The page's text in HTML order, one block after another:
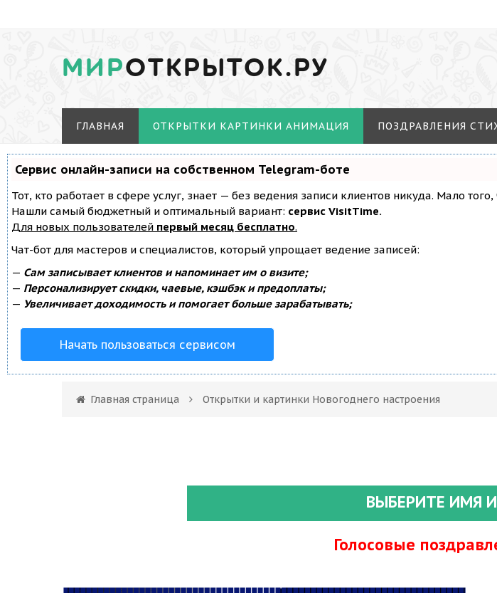
МИРОТКРЫТОК.РУ
ГЛАВНАЯ ОТКРЫТКИ КАРТИНКИ АНИМАЦИЯ ПОЗДРАВЛЕНИЯ
Сервис онлайн-записи на собственном Telegram-боте
Тот, кто работает в сфере услуг, знает — без ведения записи клиентов никуда. Мало
Нашли самый бюджетный и оптимальный вариант: сервис VisitTime.
Для новых пользователей первый месяц бесплатно.
Чат-бот для мастеров и специалистов, который упрощает ведение записей:
— Сам записывает клиентов и напоминает им о визите;
— Персонализирует скидки, чаевые, кэшбэк и предоплаты;
— Увеличивает доходимость и помогает больше зарабатывать;
Начать пользоваться сервисом
Главная страница Открытки и картинки Новогоднего настроения
ВЫБЕРИТЕ ИМЯ
Голосовые